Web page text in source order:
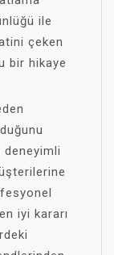
ile
çeken
bir hikaye
iyi kararı